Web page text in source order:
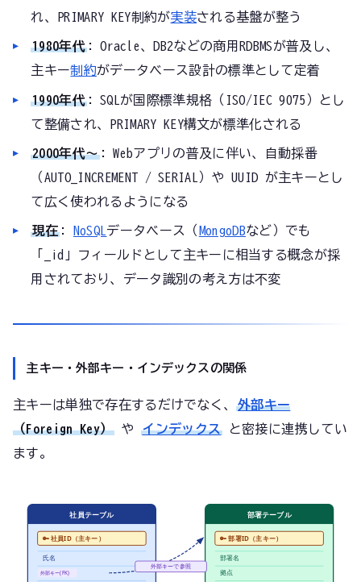
れ、PRIMARY KEY制約が実装される基盤が整う
1980年代: Oracle、DB2などの商用RDBMSが普及し、
主キー制約がデータベース設計の標準として定着
1990年代: SQLが国際標準規格（ISO/IEC 9075）とし
て整備され、PRIMARY KEY構文が標準化される
2000年代〜: Webアプリの普及に伴い、自動採番
（AUTO_INCREMENT / SERIAL）や UUID が主キーとし
て広く使われるようになる
現在 : NoSQLデータベース（ MongoDBなど）でも
「_id」フィールドとして主キーに相当する概念が採
用されており、データ識別の考え方は不変
主キー・外部キー・インデックスの関係
主キーは単独で存在するだけでなく、外部キー
（Foreign Key）や インデックスと密接に連携してい
ます。
社員テーブル
🔑 社員ID（主キー）
氏名
部署ID
外部キー(FK)
部署テーブル
🔑 部署ID（主キー）
部署名
拠点
外部キーで参照